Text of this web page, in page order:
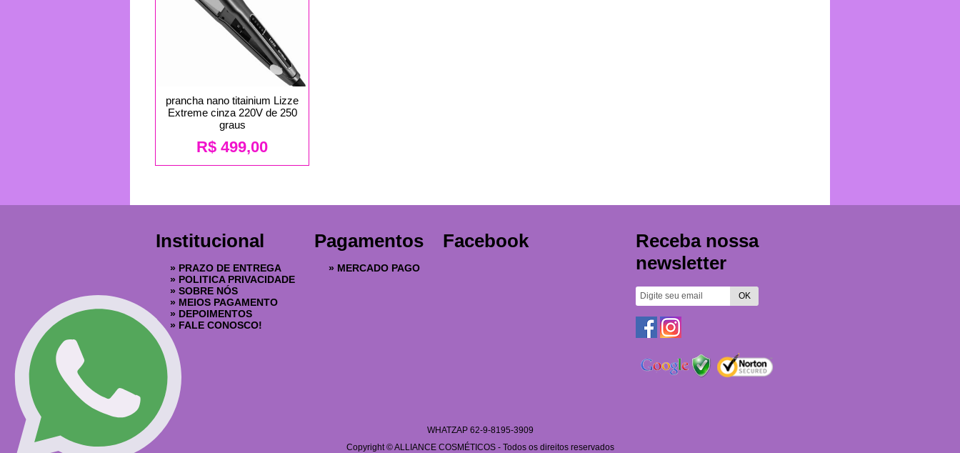
prancha nano titainium Lizze
Extreme cinza 220V de 250
graus
R$ 499,00
Institucional
» PRAZO DE ENTREGA
» POLITICA PRIVACIDADE
» SOBRE NÓS
» MEIOS PAGAMENTO
» DEPOIMENTOS
» FALE CONOSCO!
Pagamentos
» MERCADO PAGO
Facebook
Receba nossa
newsletter
WHATZAP 62-9-8195-3909
Copyright © ALLIANCE COSMÉTICOS - Todos os direitos reservados